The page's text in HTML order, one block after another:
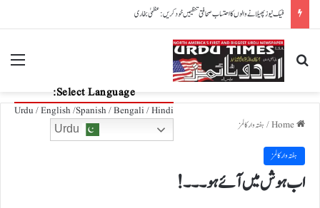
Select Language:
Urdu / English /Spanish / Bengali / Hindi
پاکستان، آذربائیجان تعلقات مزید مضبوط بنانے کے عزم کا اعادہ
Search for
/ ہفتہ وار کالمز
ہفتہ وار کالمز
اب ہوش میں آئے ہو۔۔۔!